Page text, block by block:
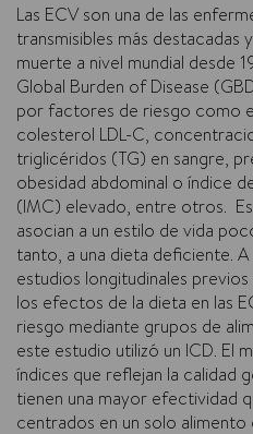
Las ECV son una de las
transmisibles más destacadas
muerte a nivel mundial desde
Global Burden of Disease
por factores de riesgo como
colesterol LDL-C,
triglicéridos (TG) en sangre,
obesidad abdominal o índice
(IMC) elevado, entre otros.
asocian a un estilo de vida
tanto, a una dieta deficiente.
estudios longitudinales
los efectos de la dieta en las
riesgo mediante grupos de
este estudio utilizó un ICD. El
índices que reflejan la calidad
tienen una mayor efectividad
centrados en un solo alimento